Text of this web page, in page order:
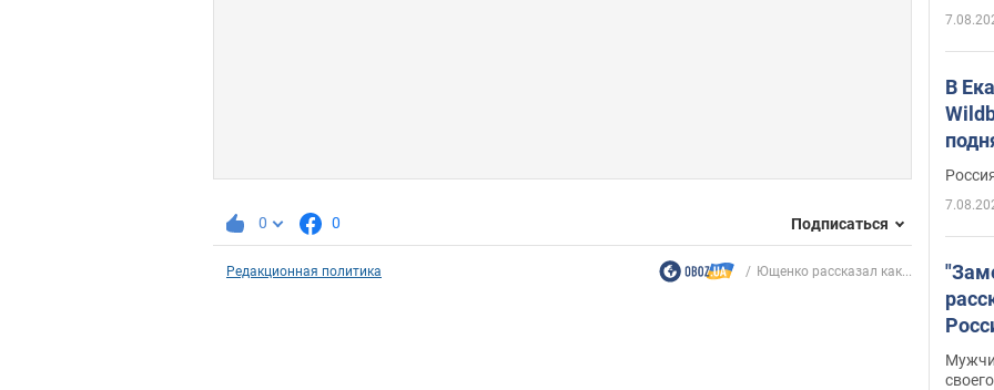
0 0 Подписаться
Редакционная политика Ющенко рассказал как...
В
Фото